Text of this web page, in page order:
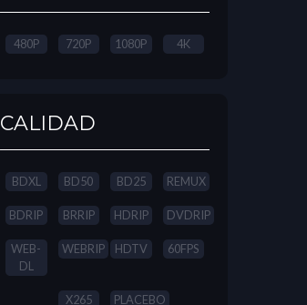
480P 720P 1080P 4K
CALIDAD
BDXL BD50 BD25 REMUX
BDRIP BRRIP HDRIP DVDRIP
WEB-
DL
WEBRIP HDTV 60FPS
X265 PLACEBO